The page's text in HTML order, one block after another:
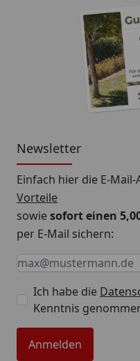
Newsletter
Einfach hier die E-
Vorteile
sowiesofort einen
per E-Mail sichern:
Keine Eingabe
Eingabe erforderlich
E-Mail *
Ich habe die
Kenntnis
Anmelden